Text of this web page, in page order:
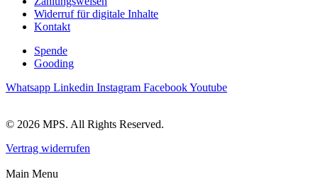
Widerruf für digitale Inhalte
Kontakt
Spende
Gooding
Whatsapp Linkedin Instagram FacebookYoutube
© 2026 MPS. All Rights Reserved.
Vertrag widerrufen
Main Menu